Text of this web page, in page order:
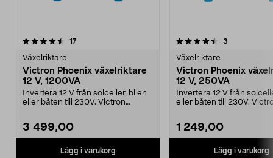
17recensioner
Växelriktare
Victron Phoenix växelriktare
12 V, 1200VA
Invertera 12 V från solceller, bilen
eller båten till 230V. Victron
3 499,00
Lägg i varukorg
4.5av 5 stjärnor 3
Växelriktare
Victron Phoenix
12 V, 250VA
Invertera 12 V från
eller båten till 230V.
1 249,00
Lägg i varukorg
5.0av 5 stjärnor